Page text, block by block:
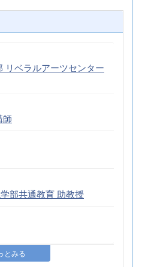
リベラルアーツセンター
師
部共通教育 助教授
とみる